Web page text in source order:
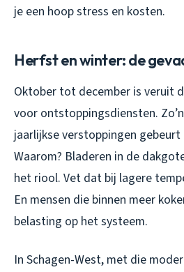
je een hoop stress en kosten.
Herfst en winter: de
Oktober tot december is veruit
voor ontstoppingsdiensten.
jaarlijkse verstoppingen
Waarom? Bladeren in de
het riool. Vet dat bij lagere
En mensen die binnen meer
belasting op het systeem.
In Schagen-West, met die